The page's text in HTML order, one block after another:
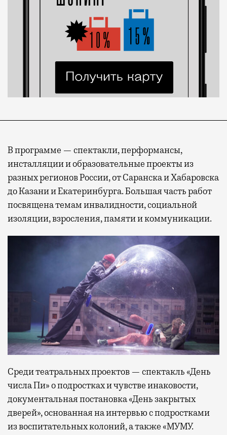
В программе — спектакли, перформансы,
инсталляции и образовательные проекты из
разных регионов России, от Саранска и Хабаровска
до Казани и Екатеринбурга. Большая часть работ
посвящена темам инвалидности, социальной
изоляции, взросления, памяти и коммуникации.
Среди театральных проектов — спектакль «День
числа Пи» о подростках и чувстве инаковости,
документальная постановка «День закрытых
дверей», основанная на интервью с подростками
из воспитательных колоний, а также «МУМУ.